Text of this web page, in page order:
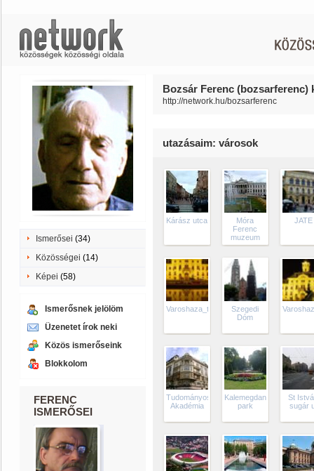
Ismerősei (34)
Közösségei (14)
Képei (58)
Ismerősnek jelölöm
Üzenetet írok neki
Közös ismerőseink
Blokkolom
FERENC
ISMERŐSEI
Bozsár Ferenc (bozsarferenc)
http://network.hu/bozsarferenc
utazásaim: városok
Kárász utca
Móra
Ferenc
muzeum
JATE
Varoshaza_tukorkep_tn
Szegedi
Dóm
Tudományos
Akadémia
Kalemegdan
park
St
sugár